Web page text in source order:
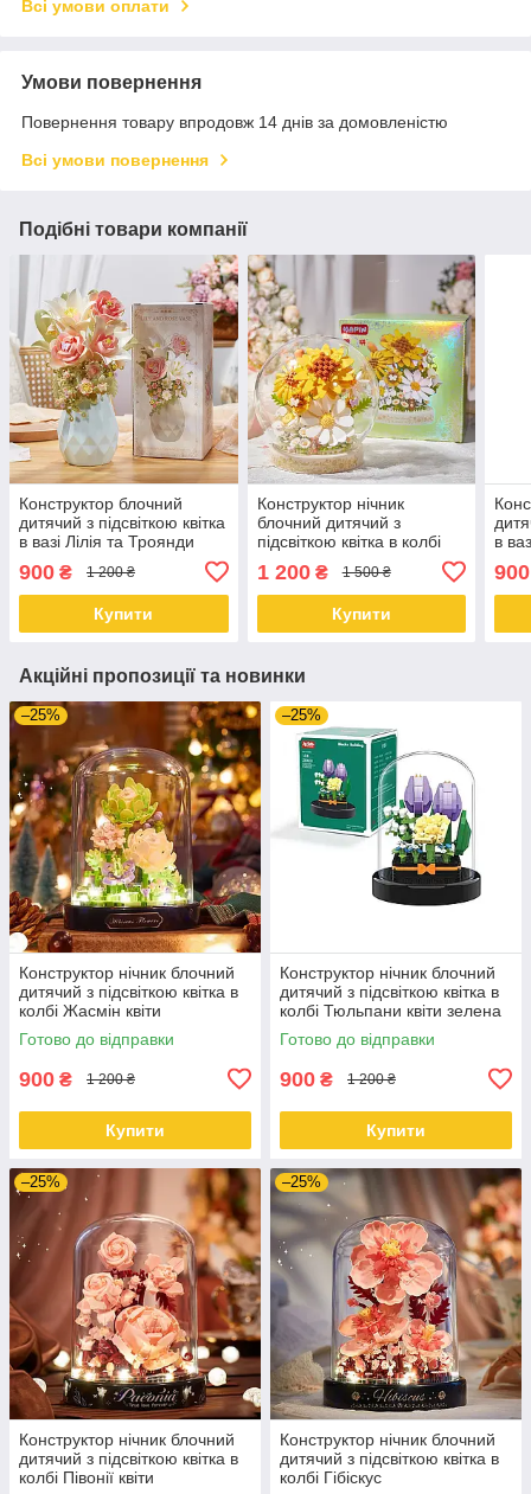
Всі умови оплати
Умови повернення
Повернення товару впродовж 14 днів за домовленістю
Всі умови повернення
Подібні товари компанії
Конструктор блочний
дитячий з підсвіткою квітка
в вазі Лілія та Троянди
900 ₴ 1 200 ₴
Купити
Конструктор нічник
блочний дитячий з
підсвіткою квітка в колбі
1 200₴ 1 500 ₴
Купити
в
900
Акційні пропозиції та новинки
–25%
Конструктор нічник блочний
дитячий з підсвіткою квітка в
колбі Жасмін квіти
Готово до відправки
900 ₴ 1 200 ₴
Купити
–25%
Конструктор нічник блочний
дитячий з підсвіткою квітка в
колбі Тюльпани квіти зелена
коробка
Готово до відправки
900 ₴ 1 200 ₴
Купити
–25%
Конструктор нічник блочний
дитячий з підсвіткою квітка в
колбі Півонії квіти
–25%
Конструктор нічник блочний
дитячий з підсвіткою квітка в
колбі Гібіскус